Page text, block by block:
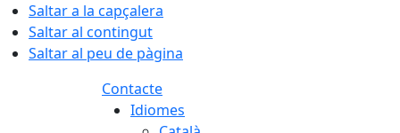
Saltar a la capçalera
Saltar al contingut
Saltar al peu de pàgina
Contacte
Idiomes